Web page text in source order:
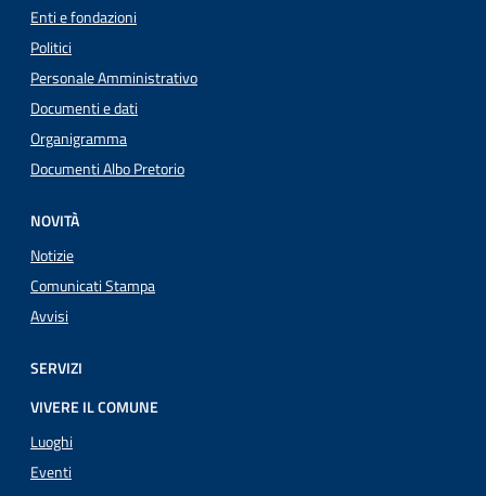
Enti e fondazioni
Politici
Personale Amministrativo
Documenti e dati
Organigramma
Documenti Albo Pretorio
NOVITÀ
Notizie
Comunicati Stampa
Avvisi
SERVIZI
VIVERE IL COMUNE
Luoghi
Eventi